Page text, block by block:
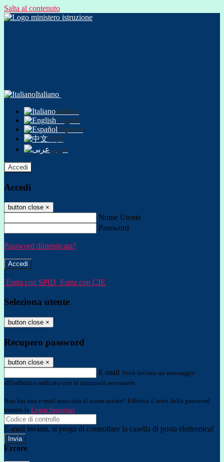
Salta al contenuto
Italiano
Italiano
English
Español
中文
عربى
Accedi
Accedi
button close ×
Nome Utente
Password
Password dimenticata?
-
Entra con SPID Entra con CIE
Seleziona utente
button close ×
Recupero password
button close ×
E-mail Verrà inviato un messaggio
all'indirizzo indicato con le istruzioni necessarie.
Non hai una e-mail associata al nome utente? Effettua il reset della password
tramite la Login Spaggiari
E-mail inviata, si prega di controllare la casella di posta elettronica!
Errore